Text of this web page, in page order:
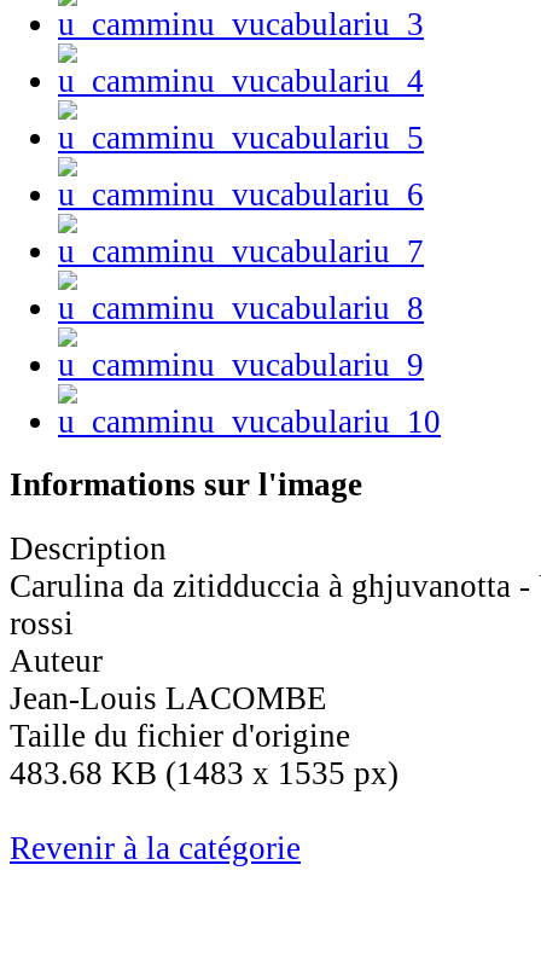
Informations sur l'image
Description
Carulina da zitidduccia à ghjuvanotta
rossi
Auteur
Jean-Louis LACOMBE
Taille du fichier d'origine
483.68 KB (1483 x 1535 px)
Revenir à la catégorie